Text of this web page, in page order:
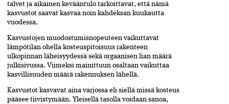
talvet ja aikainen kevääntulo tarkoittavat, että ­nämä
kasvustot saavat kasvaa noin kahdeksan kuukautta
vuodessa.
Kasvustojen muodostumisnopeuteen vaikuttavat
lämpötilan ohella kosteuspitoisuus rakenteen
ulkopinnan läheisyydessä sekä orgaanisen lian määrä
julki­sivussa. Viimeksi mainittuun osaltaan vaikuttaa
kasvillisuuden määrä rakennuksen lähellä.
Kasvustot kasvavat aina varjossa eli siellä missä kosteus
pääsee tiivistymään. Yleisellä tasolla voidaan sanoa,